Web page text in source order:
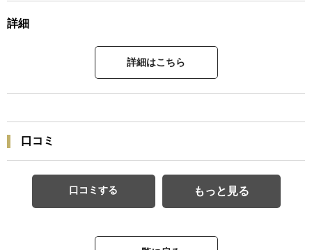
詳細
詳細はこちら
口コミ
口コミする もっと見る